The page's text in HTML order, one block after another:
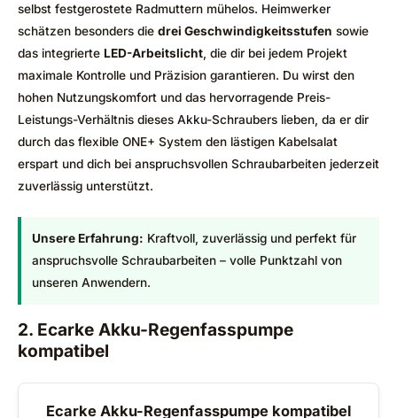
selbst festgerostete Radmuttern mühelos. Heimwerker
schätzen besonders die drei Geschwindigkeitsstufen sowie
das integrierte LED-Arbeitslicht , die dir bei jedem Projekt
maximale Kontrolle und Präzision garantieren. Du wirst den
hohen Nutzungskomfort und das hervorragende Preis-
Leistungs-Verhältnis dieses Akku-Schraubers lieben, da er dir
durch das flexible ONE+ System den lästigen Kabelsalat
erspart und dich bei anspruchsvollen Schraubarbeiten jederzeit
zuverlässig unterstützt.
Unsere Erfahrung: Kraftvoll, zuverlässig und perfekt für
anspruchsvolle Schraubarbeiten – volle Punktzahl von
unseren Anwendern.
2. Ecarke Akku-Regenfasspumpe
kompatibel
Ecarke Akku-Regenfasspumpe kompatibel